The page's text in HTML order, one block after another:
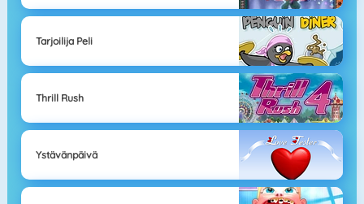
Tarjoilija Peli
Thrill Rush
Ystävänpäivä